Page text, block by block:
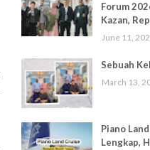
Forum
Kazan,
June 11,
Sebuah
March 13,
Piano
Lengkap,